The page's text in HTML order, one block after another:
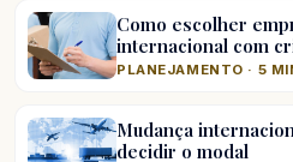
Como escolher
internacional com
PLANEJAMENTO · 5
Mudança
decidir o modal